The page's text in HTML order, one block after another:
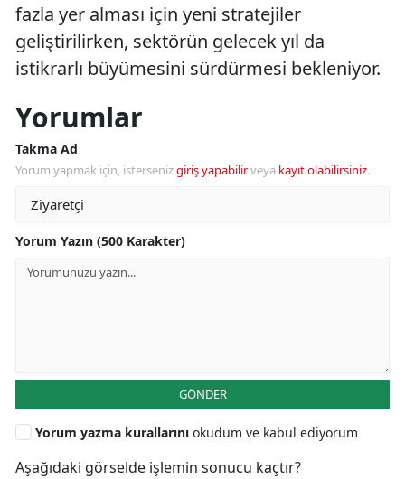
fazla yer alması için yeni stratejiler
geliştirilirken, sektörün gelecek yıl da
istikrarlı büyümesini sürdürmesi bekleniyor.
Yorumlar
Takma Ad
Yorum yapmak için, istersenizgiriş yapabilirveya kayıt olabilirsiniz.
Yorum Yazın (500 Karakter)
GÖNDER
Yorum yazma kurallarını okudum ve kabul ediyorum
Aşağıdaki görselde işlemin sonucu kaçtır?